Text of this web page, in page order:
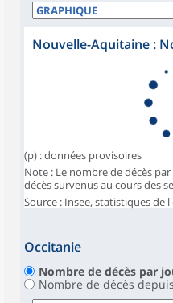
Nouvelle-Aquitaine :
(p) : données provisoires
Note : Le nombre de décès
décès survenus au cours des
Source : Insee, statistiques de
Occitanie
Nombre de décès par
Nombre de décès